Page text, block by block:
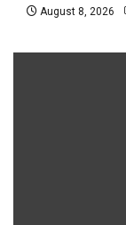
August 8, 2026